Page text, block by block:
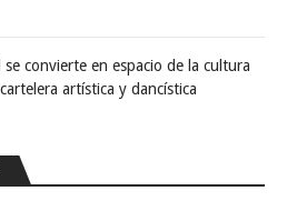
se convierte en espacio de la cultura
artística y dancística